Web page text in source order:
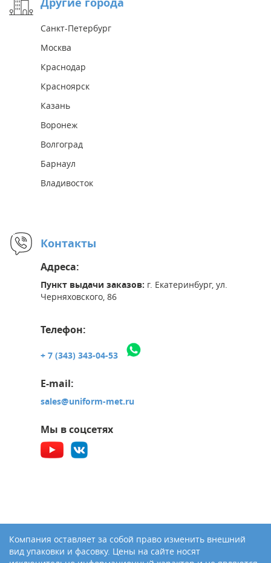
Санкт-Петербург
Москва
Краснодар
Красноярск
Казань
Воронеж
Волгоград
Барнаул
Владивосток
Контакты
Адреса:
Пункт выдачи заказов: г. Екатеринбург, ул.
Черняховского, 86
Телефон:
+ 7 (343) 343-04-53
E-mail:
sales@uniform-met.ru
Мы в соцсетях
Компания оставляет за собой право изменить внешний
вид упаковки и фасовку. Цены на сайте носят